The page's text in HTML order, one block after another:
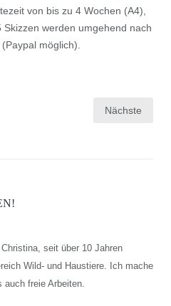
von bis zu 4 Wochen (A4),
Skizzen werden umgehend nach
möglich).
Nächste
seit über 10 Jahren
Wild- und Haustiere. Ich mache
freie Arbeiten.